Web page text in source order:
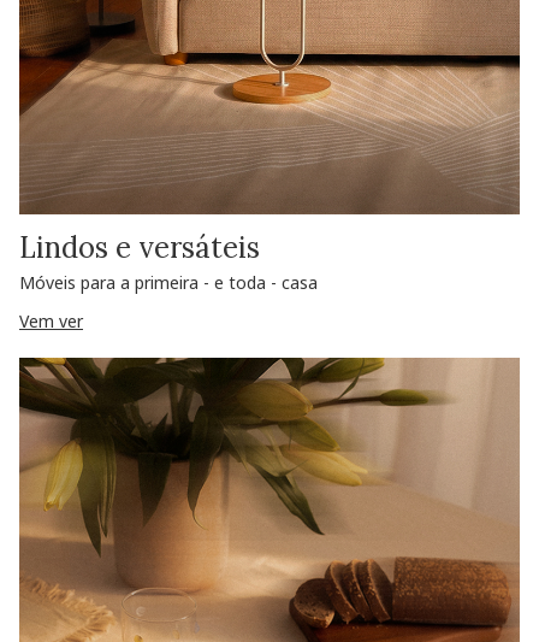
Lindos e versáteis
Móveis para a primeira - e toda - casa
Vem ver